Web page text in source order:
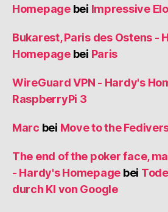
Homepagebei Impressive
Bukarest, Paris des Ostens -
Homepagebei Paris
WireGuard VPN - Hardy's
RaspberryPi 3
Marc bei Move to the
The end of the poker face,
- Hardy's Homepage bei
durch KI von Google